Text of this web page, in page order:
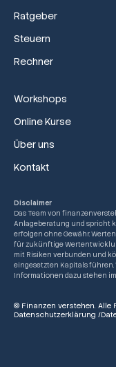
Ratgeber
Steuern
Rechner
Workshops
Online Kurse
Über uns
Kontakt
Disclaimer
Das Team von
Anlageberatung und spricht
erfolgen ohne Gewähr.
für zukünftige
mit Risiken verbunden und
eingesetzten Kapitals
Informationen dazu stehen
© Finanzen verstehen. Alle
Datenschutzerklärung /